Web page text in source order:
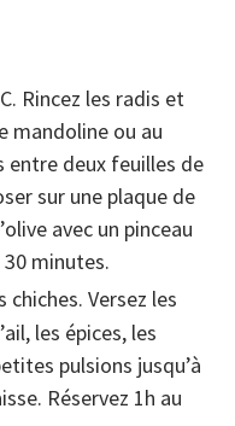
Rincez les radis et
mandoline ou au
entre deux feuilles de
sur une plaque de
avec un pinceau
30 minutes.
Versez les
les épices, les
pulsions jusqu’à
Réservez 1h au